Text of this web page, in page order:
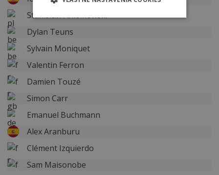
Stanisław Aniołkowski
Dylan Teuns
Sylvain Moniquet
Valentin Ferron
Damien Touzé
Simon Carr
Emanuel Buchmann
Alex Aranburu
Clément Izquierdo
Sam Maisonobe